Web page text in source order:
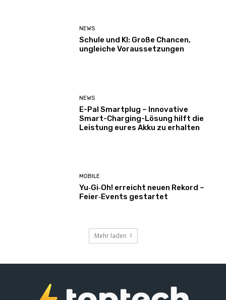
NEWS
Schule und KI: Große Chancen,
ungleiche Voraussetzungen
NEWS
E-Pal Smartplug – Innovative
Smart-Charging-Lösung hilft die
Leistung eures Akku zu erhalten
MOBILE
Yu‑Gi‑Oh! erreicht neuen Rekord –
Feier‑Events gestartet
Mehr laden